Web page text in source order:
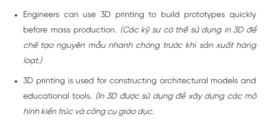
Engineers can use 3D printing to build prototypes quickly
before mass production. (Các kỹ sư có thể sử dụng in 3D để
chế tạo nguyên mẫu nhanh chóng trước khi sản xuất hàng
loạt.)
3D printing is used for constructing architectural models and
educational tools. (In 3D được sử dụng để xây dựng các mô
hình kiến trúc và công cụ giáo dục.